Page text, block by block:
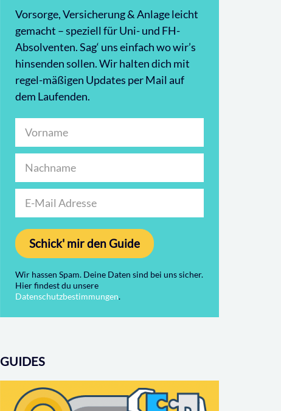
Vorsorge, Versicherung & Anlage leicht
gemacht – speziell für Uni- und FH-
Absolventen. Sag‘ uns einfach wo wir’s
hinsenden sollen. Wir halten dich mit
regel-mäßigen Updates per Mail auf
dem Laufenden.
Schick' mir den Guide
Wir hassen Spam. Deine Daten sind bei uns sicher.
Hier findest du unsere
Datenschutzbestimmungen.
GUIDES